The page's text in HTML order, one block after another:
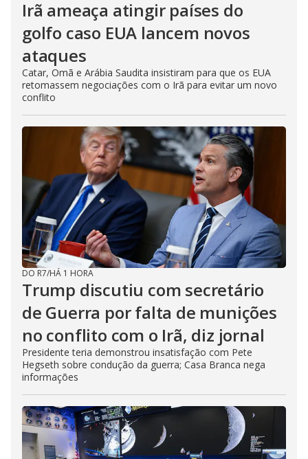
o
Irã ameaça atingir países do
golfo caso EUA lancem novos
ataques
Catar, Omã e Arábia Saudita insistiram para que os EUA
retomassem negociações com o Irã para evitar um novo
conflito
DO R7/HÁ 1 HORA
Trump discutiu com secretário
de Guerra por falta de munições
no conflito com o Irã, diz jornal
Presidente teria demonstrou insatisfação com Pete
Hegseth sobre condução da guerra; Casa Branca nega
informações